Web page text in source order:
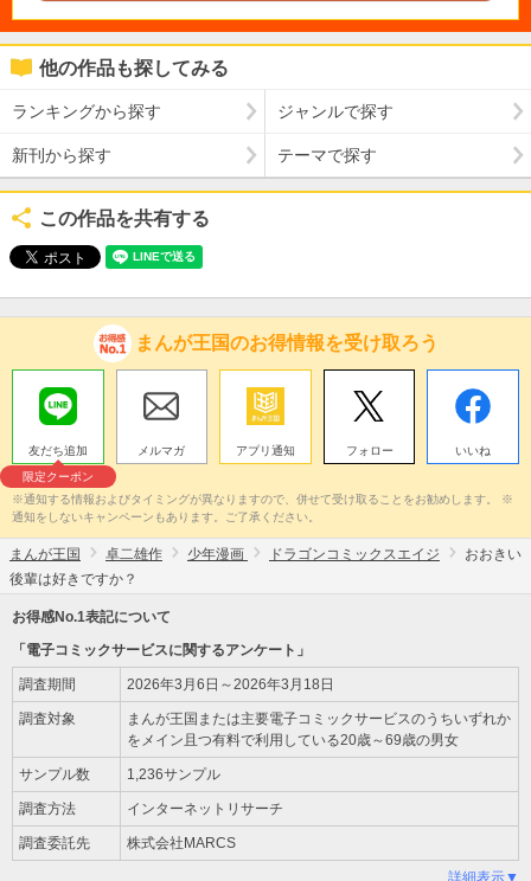
他の作品も探してみる
ランキングから探す ジャンルで探す
新刊から探す テーマで探す
この作品を共有する
まんが王国のお得情報を受け取ろう
友だち追加
限定クーポン
メルマガ アプリ通知 フォロー いいね
※通知する情報およびタイミングが異なりますので、併せて受け取ることをお勧めします。 ※
通知をしないキャンペーンもあります。ご了承ください。
まんが王国 卓二雄作 少年漫画 ドラゴンコミックスエイジ
おおきい
後輩は好きですか？
お得感No.1表記について
「電子コミックサービスに関するアンケート」
調査期間 2026年3月6日～2026年3月18日
調査対象
まんが王国または主要電子コミックサービスのうちいずれか
をメイン且つ有料で利用している20歳～69歳の男女
サンプル数 1,236サンプル
調査方法 インターネットリサーチ
調査委託先 株式会社MARCS
詳細表示▼